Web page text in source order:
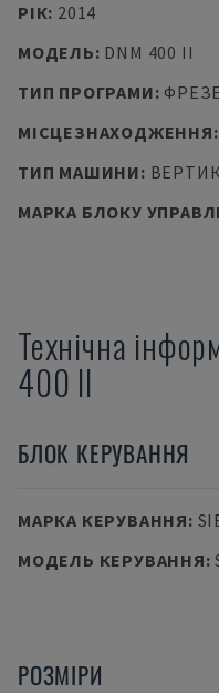
РІК: 2014
МОДЕЛЬ: DNM 400 II
ТИП ПРОГРАМИ:
МІСЦЕЗНАХОДЖЕННЯ:
ТИП МАШИНИ:
МАРКА БЛОКУ
Технічна
400 II
БЛОК КЕРУВАННЯ
МАРКА КЕРУВАННЯ:
МОДЕЛЬ КЕРУВАННЯ:
РОЗМІРИ